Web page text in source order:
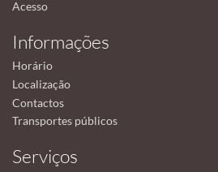
Acesso
Informações
Horário
Localização
Contactos
Transportes públicos
Serviços